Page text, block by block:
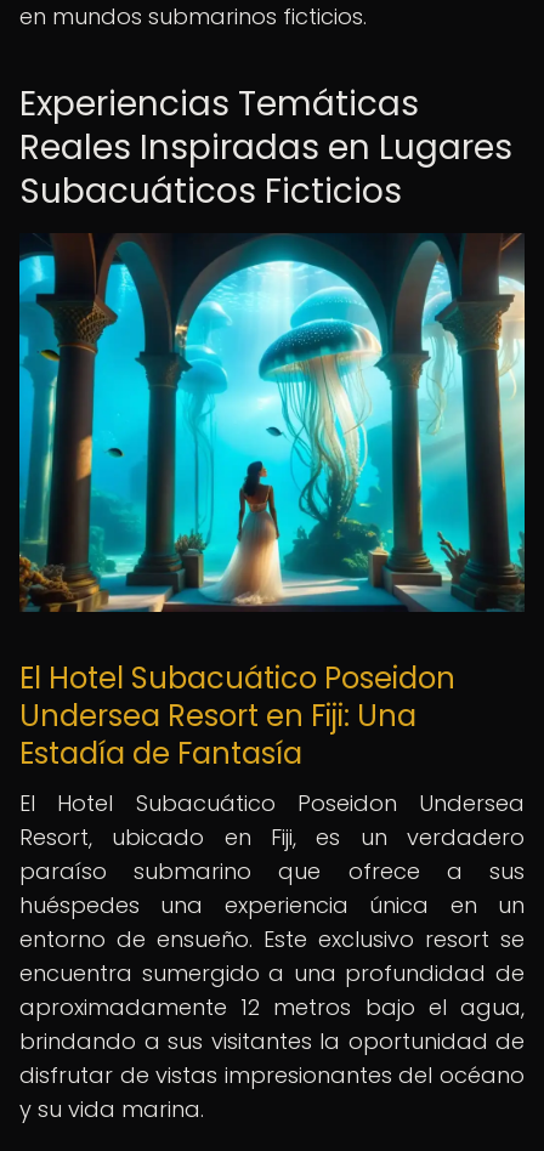
en mundos submarinos ficticios.
Experiencias Temáticas
Reales Inspiradas en Lugares
Subacuáticos Ficticios
El Hotel Subacuático Poseidon
Undersea Resort en Fiji: Una
Estadía de Fantasía
El Hotel Subacuático Poseidon Undersea
Resort, ubicado en Fiji, es un verdadero
paraíso submarino que ofrece a sus
huéspedes una experiencia única en un
entorno de ensueño. Este exclusivo resort se
encuentra sumergido a una profundidad de
aproximadamente 12 metros bajo el agua,
brindando a sus visitantes la oportunidad de
disfrutar de vistas impresionantes del océano
y su vida marina.